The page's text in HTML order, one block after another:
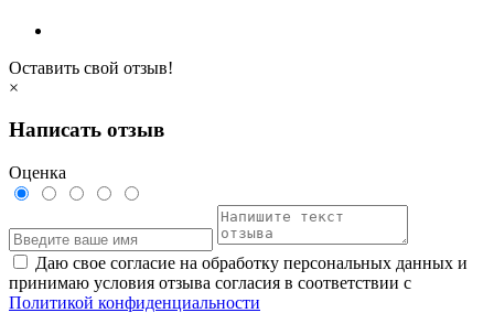
Оставить свой отзыв!
×
Написать отзыв
Оценка
Даю свое согласие на обработку персональных данных и
принимаю условия отзыва согласия в соответствии с
Политикой конфиденциальности